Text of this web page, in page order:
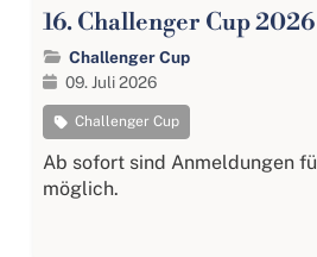
16. Challenger Cup 2026
Challenger Cup
09. Juli 2026
Challenger Cup
Ab sofort sind Anmeldungen
möglich.